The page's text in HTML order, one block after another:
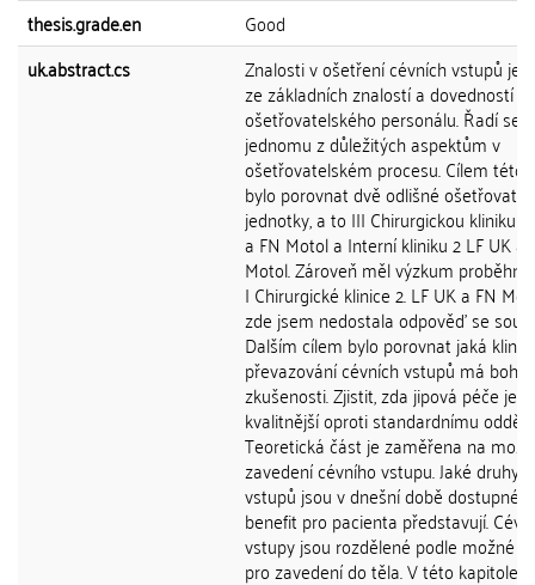
thesis.grade.en
Good
uk.abstract.cs
Znalosti v ošetření cévních vstupů je
ze základních znalostí a dovedností
ošetřovatelského personálu. Řadí se k
jednomu z důležitých aspektům v
ošetřovatelském procesu. Cílem této
bylo porovnat dvě odlišné
jednotky, a to III Chirurgickou kliniku
a FN Motol a Interní kliniku 2 LF UK a
Motol. Zároveň měl výzkum
I Chirurgické klinice 2. LF UK a FN
zde jsem nedostala odpověď se
Dalším cílem bylo porovnat jaká
převazování cévních vstupů má
zkušenosti. Zjistit, zda jipová péče je
kvalitnější oproti standardnímu
Teoretická část je zaměřena na
zavedení cévního vstupu. Jaké druhy
vstupů jsou v dnešní době dostupné
benefit pro pacienta představují. Cévní
vstupy jsou rozdělené podle možné
pro zavedení do těla. V této kapitole